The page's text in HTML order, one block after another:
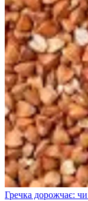
Гречка дорожчає: чи